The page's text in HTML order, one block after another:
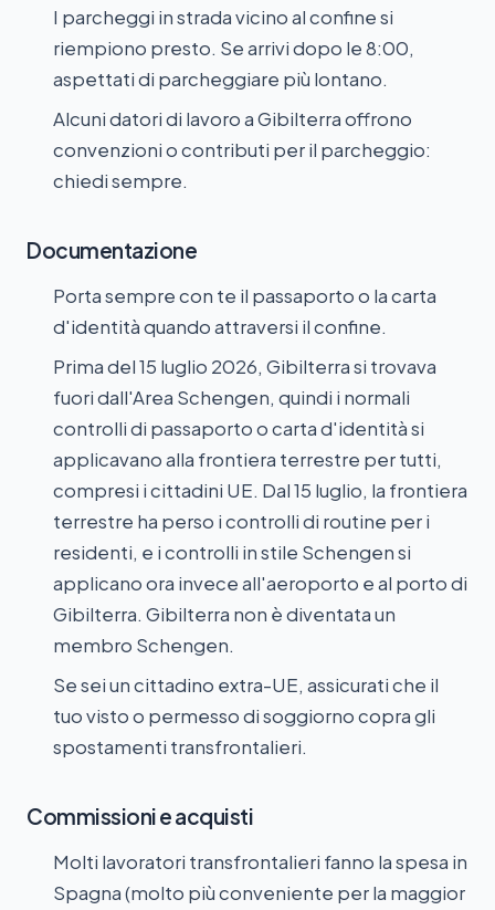
I parcheggi in strada vicino al confine si
riempiono presto. Se arrivi dopo le 8:00,
aspettati di parcheggiare più lontano.
Alcuni datori di lavoro a Gibilterra offrono
convenzioni o contributi per il parcheggio:
chiedi sempre.
Documentazione
Porta sempre con te il passaporto o la carta
d'identità quando attraversi il confine.
Prima del 15 luglio 2026, Gibilterra si trovava
fuori dall'Area Schengen, quindi i normali
controlli di passaporto o carta d'identità si
applicavano alla frontiera terrestre per tutti,
compresi i cittadini UE. Dal 15 luglio, la frontiera
terrestre ha perso i controlli di routine per i
residenti, e i controlli in stile Schengen si
applicano ora invece all'aeroporto e al porto di
Gibilterra. Gibilterra non è diventata un
membro Schengen.
Se sei un cittadino extra-UE, assicurati che il
tuo visto o permesso di soggiorno copra gli
spostamenti transfrontalieri.
Commissioni e acquisti
Molti lavoratori transfrontalieri fanno la spesa in
Spagna (molto più conveniente per la maggior